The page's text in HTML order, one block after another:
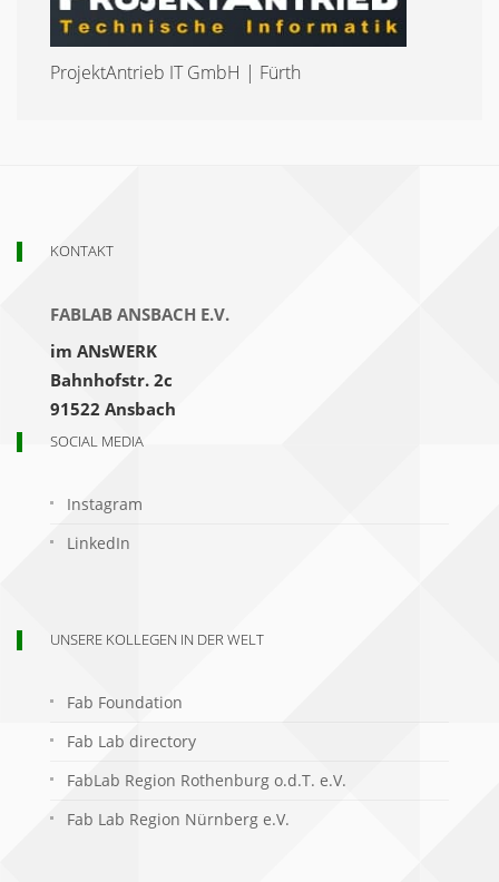
ProjektAntrieb IT GmbH | Fürth
KONTAKT
FABLAB ANSBACH E.V.
im ANsWERK
Bahnhofstr. 2c
91522 Ansbach
SOCIAL MEDIA
Instagram
LinkedIn
UNSERE KOLLEGEN IN DER WELT
Fab Foundation
Fab Lab directory
FabLab Region Rothenburg o.d.T. e.V.
Fab Lab Region Nürnberg e.V.